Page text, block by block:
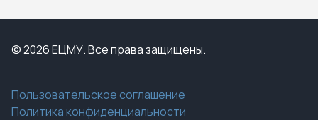
© 2026 ЕЦМУ. Все права защищены.
Пользовательское соглашение
Политика конфиденциальности